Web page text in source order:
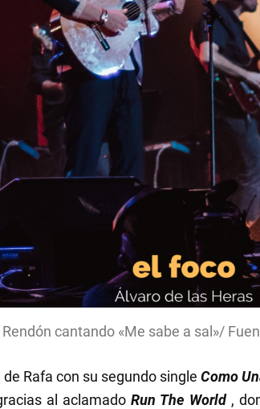
cantando «Me sabe a sal»/
Rafa con su segundo singleComo
al aclamado Run The World,